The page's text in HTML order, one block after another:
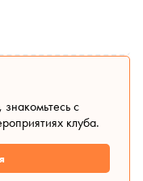
с
клуба.